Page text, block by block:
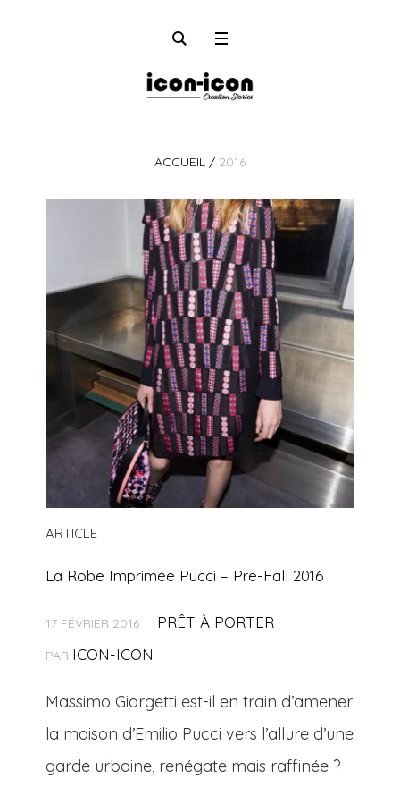
ACCUEIL / 2016
ARTICLE
La Robe Imprimée Pucci – Pre-Fall 2016
17 FÉVRIER 2016 PRÊT À PORTER
PAR ICON-ICON
Massimo Giorgetti est-il en train d’amener
la maison d’Emilio Pucci vers l’allure d’une
garde urbaine, renégate mais raffinée ?